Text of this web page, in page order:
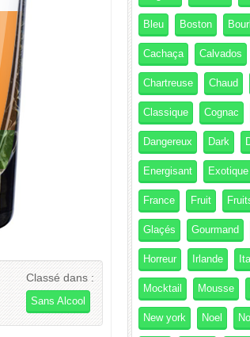
Classé dans :
Sans Alcool
Bleu Boston
Cachaça Calvados
Chartreuse Chaud
Classique Cognac
Dangereux Dark
Energisant Exotique
France Fruit
Glaçés Gourmand
Horreur Irlande
Mocktail Mousse
New york Noel